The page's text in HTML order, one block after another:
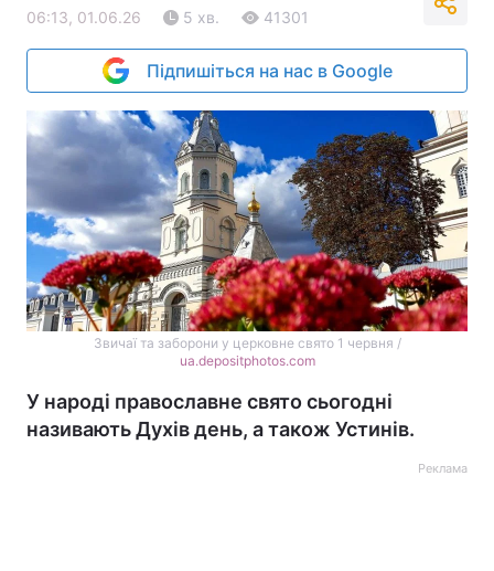
06:13, 01.06.26 5 хв. 41301
Підпишіться на нас в Google
Звичаї та заборони у церковне свято 1 червня /
ua.depositphotos.com
У народі православне свято сьогодні
називають Духів день, а також Устинів.
Реклама